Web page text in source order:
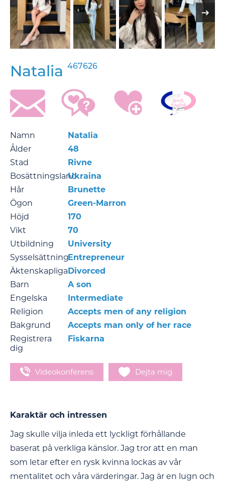
Natalia 467626
Namn
Natalia
Ålder
48
Stad
Rivne
BosättningslandUkraina
Hår
Brunette
Ögon
Green-Marron
Höjd
170
Vikt
70
Utbildning
University
SysselsättningEntrepreneur
ÄktenskapligaDivorced
Barn
A son
Engelska
Intermediate
Religion
Accepts men of any religion
Bakgrund
Accepts man only of her race
Registrera
dig
Fiskarna
Videokonferens Dejta mig
Karaktär och intressen
Jag skulle vilja inleda ett lyckligt förhållande
baserat på verkliga känslor. Jag tror att en man
som letar efter en rysk kvinna lockas av vår
mentalitet och våra värderingar. Jag är en lugn och